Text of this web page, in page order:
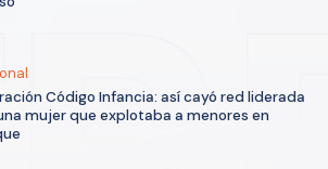
Código Infancia: así cayó red liderada
mujer que explotaba a menores en